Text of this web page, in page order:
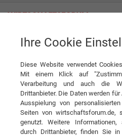
ROHWER STAHL & METALLBAU
KONTAKT
Ihre Cookie
Diese Website verwendet
Mit einem Klick auf
Verarbeitung und auch die
Drittanbieter. Die Daten werden
Ausspielung von
Seiten von wirtschaftsforum.de,
genutzt. Weitere Informationen,
durch Drittanbieter, finden Sie